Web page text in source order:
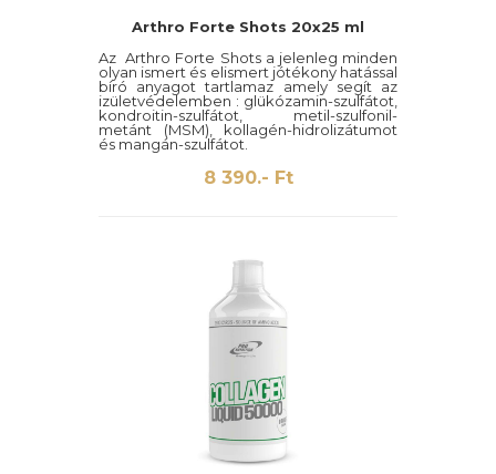
Arthro Forte Shots 20x25 ml
Az Arthro Forte Shots a jelenleg minden
olyan ismert és elismert jótékony hatással
bíró anyagot tartlamaz amely segít az
izületvédelemben : glükózamin-szulfátot,
kondroitin-szulfátot, metil-szulfonil-
metánt (MSM), kollagén-hidrolizátumot
és mangán-szulfátot.
8 390.- Ft